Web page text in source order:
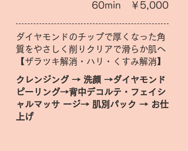
60min ￥5,000
ダイヤモンドのチップで厚くなった角
質をやさしく削りクリアで滑らか肌へ
【ザラツキ解消・ハリ・くすみ解消】
クレンジング → 洗顔 →ダイヤモンド
ピーリング→背中デコルテ・フェイシ
ャルマッサ ージ→ 肌別パック → お仕
上げ